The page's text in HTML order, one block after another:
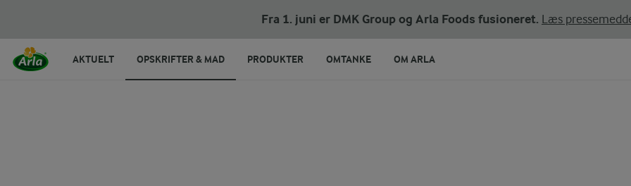
Fra 1. juni er DMK Group og Arla Foods fusioneret. Læs
AKTUELT OPSKRIFTER & MAD PRODUKTER OMTANKE OM ARLA